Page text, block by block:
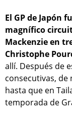
El GP de Japón
magnífico
Mackenzie en
Christophe
allí. Después de
consecutivas, de
hasta que en
temporada de